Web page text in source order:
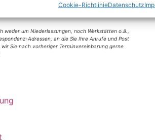
Cookie-RichtlinieDatenschutz
weder um Niederlassungen, noch Werkstätten o.ä.,
Adressen, an die Sie Ihre Anrufe und Post
Sie nach vorheriger Terminvereinbarung gerne